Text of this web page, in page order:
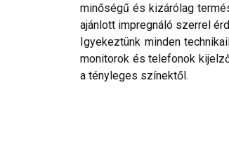
minőségű és kizárólag
ajánlott impregnáló szerrel
Igyekeztünk minden
monitorok és telefonok
a tényleges színektől.